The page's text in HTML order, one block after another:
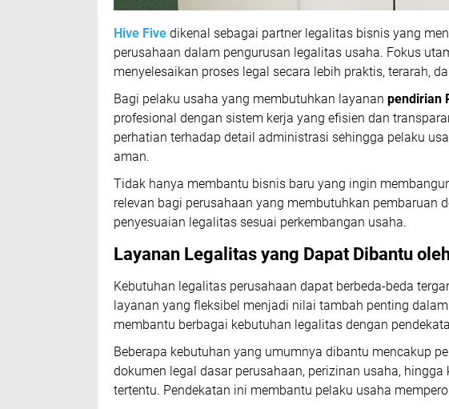
Hive Five dikenal sebagai partner legalitas bisnis yang
perusahaan dalam pengurusan legalitas usaha. Fokus
menyelesaikan proses legal secara lebih praktis, terarah,
Bagi pelaku usaha yang membutuhkan layanan pendirian
profesional dengan sistem kerja yang efisien dan
perhatian terhadap detail administrasi sehingga pelaku
aman.
Tidak hanya membantu bisnis baru yang ingin
relevan bagi perusahaan yang membutuhkan pembaruan
penyesuaian legalitas sesuai perkembangan usaha.
Layanan Legalitas yang Dapat Dibantu
Kebutuhan legalitas perusahaan dapat berbeda-beda
layanan yang fleksibel menjadi nilai tambah penting
membantu berbagai kebutuhan legalitas dengan
Beberapa kebutuhan yang umumnya dibantu mencakup
dokumen legal dasar perusahaan, perizinan usaha,
tertentu. Pendekatan ini membantu pelaku usaha